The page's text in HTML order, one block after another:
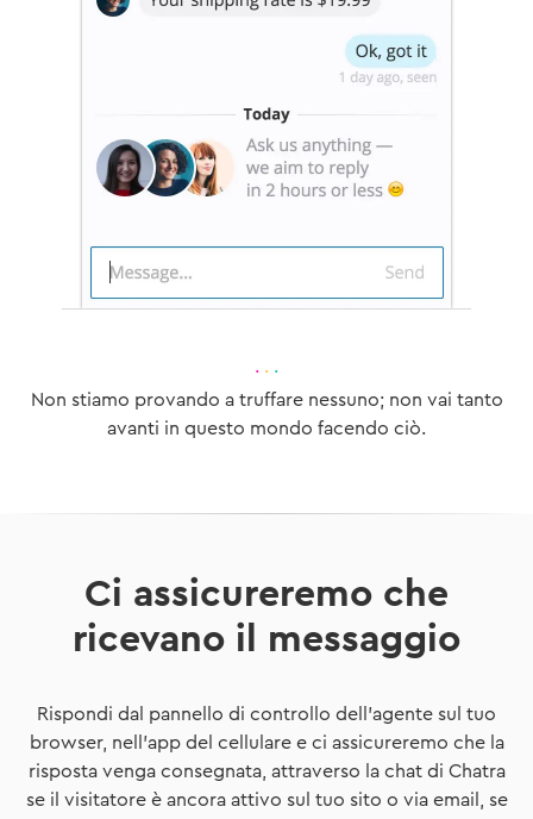
· · ·
Non stiamo provando a truffare nessuno; non vai tanto
avanti in questo mondo facendo ciò.
Ci assicureremo che
ricevano il messaggio
Rispondi dal pannello di controllo dell'agente sul tuo
browser, nell'app del cellulare e ci assicureremo che la
risposta venga consegnata, attraverso la chat di Chatra
se il visitatore è ancora attivo sul tuo sito o via email, se